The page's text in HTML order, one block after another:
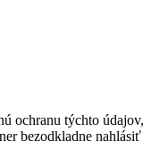
ochranu týchto údajov,
bezodkladne nahlásiť